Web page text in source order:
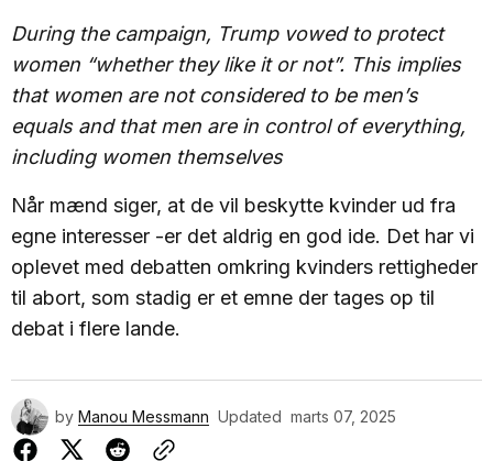
During the campaign, Trump vowed to protect
women “whether they like it or not”. This implies
that women are not considered to be men’s
equals and that men are in control of everything,
including women themselves
Når mænd siger, at de vil beskytte kvinder ud fra
egne interesser -er det aldrig en god ide. Det har vi
oplevet med debatten omkring kvinders rettigheder
til abort, som stadig er et emne der tages op til
debat i flere lande.
by Manou Messmann Updated marts 07, 2025